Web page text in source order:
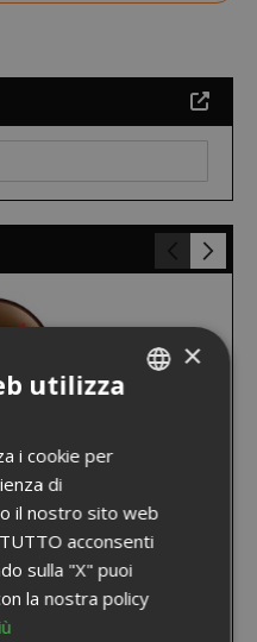
×
utilizza
i cookie per
di
il nostro sito web
acconsenti
sulla "X" puoi
la nostra policy